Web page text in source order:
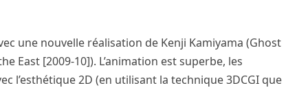
une nouvelle réalisation de Kenji Kamiyama (Ghost
East [2009-10]). L’animation est superbe, les
l’esthétique 2D (en utilisant la technique 3DCGI que